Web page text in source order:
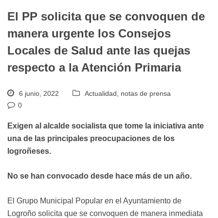
El PP solicita que se convoquen de
manera urgente los Consejos
Locales de Salud ante las quejas
respecto a la Atención Primaria
6 junio, 2022 Actualidad
notas de prensa
0
Exigen al alcalde socialista que tome la iniciativa ante
una de las principales preocupaciones de los
logroñeses.
No se han convocado desde hace más de un año.
El Grupo Municipal Popular en el Ayuntamiento de
Logroño solicita que se convoquen de manera inmediata